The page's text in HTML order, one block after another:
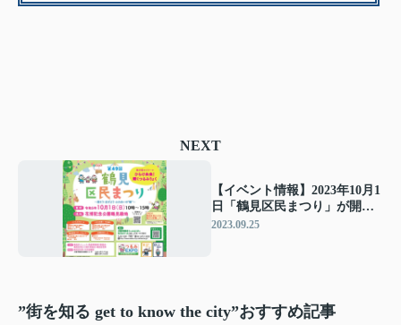
NEXT
【イベント情報】2023年10月1
日「鶴見区民まつり」が開催
されます！
2023.09.25
”街を知る get to know the city”おすすめ記事